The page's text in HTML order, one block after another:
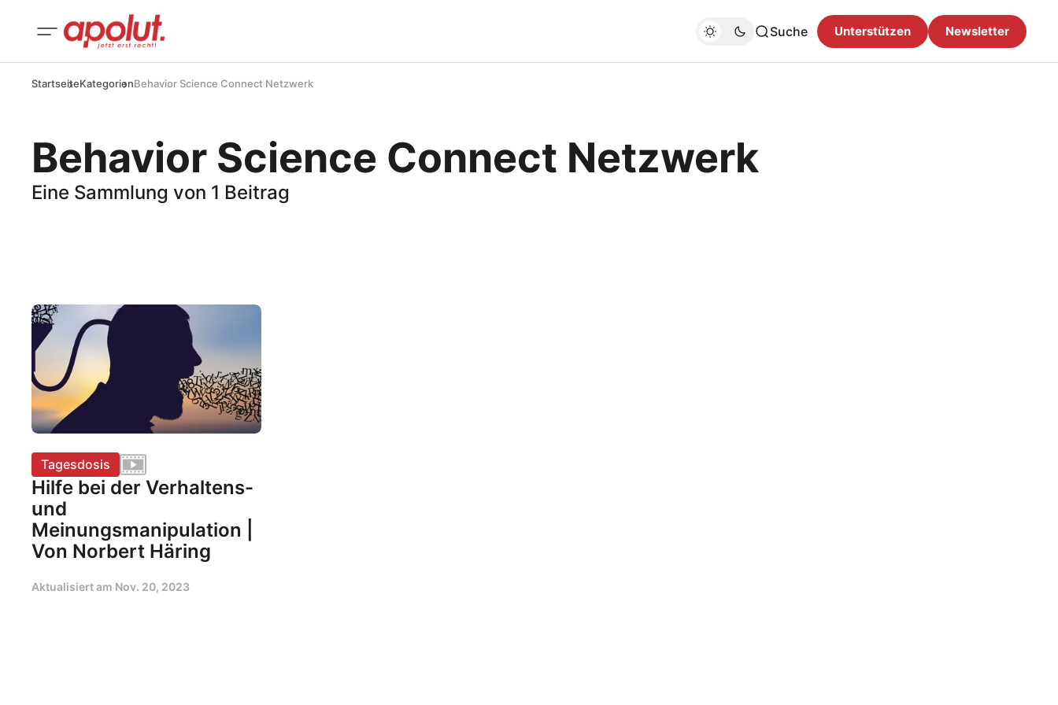
Suche Unterstützen Newsletter
StartseiteKategorienBehavior Science Connect Netzwerk
Behavior Science Connect Netzwerk
Eine Sammlung von 1 Beitrag
Tagesdosis
Hilfe bei der Verhaltens-
und
Meinungsmanipulation |
Von Norbert Häring
Aktualisiert am Nov. 20, 2023